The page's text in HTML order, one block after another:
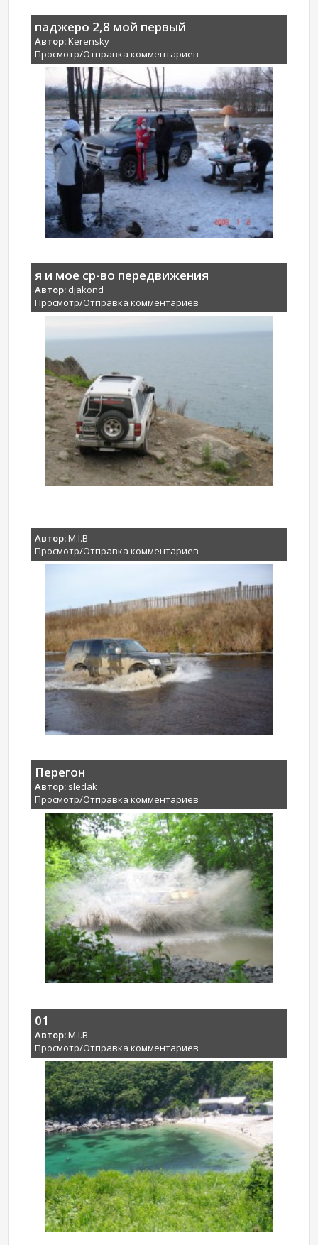
паджеро 2,8 мой первый
Автор:Kerensky
Просмотр/Отправка комментариев
я и мое ср-во передвижения
Автор: djakond
Просмотр/Отправка комментариев
Автор:M.I.B
Просмотр/Отправка комментариев
Перегон
Автор: sledak
Просмотр/Отправка комментариев
01
Автор:M.I.B
Просмотр/Отправка комментариев